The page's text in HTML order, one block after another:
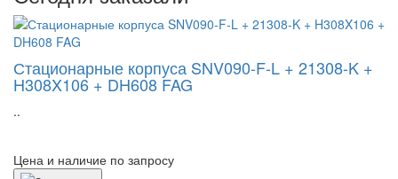
Стационарные корпуса SNV090-F-L + 21308-K +
H308X106 + DH608 FAG
..
Цена и наличие по запросу